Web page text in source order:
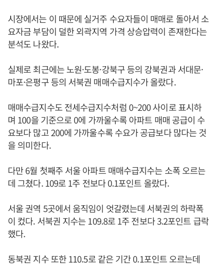
시장에서는 이 때문에 실거주 수요자들이 매매로 돌아서 소
요자금 부담이 덜한 외곽지역 가격 상승압력이 존재한다는
분석도 나왔다.
실제로 최근에는 노원·도봉·강북구 등의 강북권과 서대문·
마포·은평구 등의 서북권 매매수급지수가 올랐다.
매매수급지수도 전세수급지수처럼 0~200 사이로 표시하
며 100을 기준으로 0에 가까울수록 아파트 매매 공급이 수
요보다 많고 200에 가까울수록 수요가 공급보다 많다는 것
을 의미한다.
다만 6월 첫째주 서울 아파트 매매수급지수는 소폭 오르는
데 그쳤다. 109로 1주 전보다 0.1포인트 올랐다.
서울 권역 5곳에서 움직임이 엇갈렸는데 서북권의 하락폭
이 컸다. 서북권 지수는 109.8로 1주 전보다 3.2포인트 급락
했다.
동북권 지수 또한 110.5로 같은 기간 0.1포인트 오르는데